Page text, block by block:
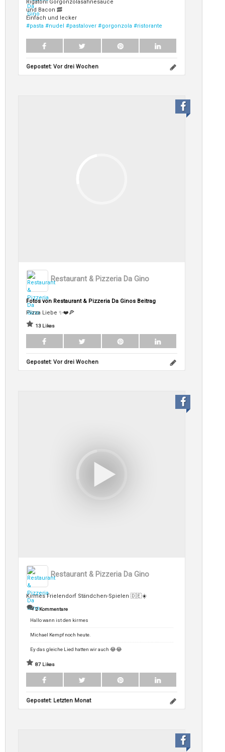
Rigatoni Gorgonzolasahnesauce
und Bacon 🥓
Einfach und lecker
#pasta #nudel #pastalover #gorgonzola #ristorante
Gepostet: Vor drei Wochen
Restaurant & Pizzeria Da Gino
Fotos von Restaurant & Pizzeria Da Ginos Beitrag
Pizza Liebe ✨❤️🍕
13 Likes
Gepostet: Vor drei Wochen
Restaurant & Pizzeria Da Gino
Kirmes Frielendorf Ständchen-Spielen 🇩🇪☀️
2 Kommentare
Hallo wann ist den kirmes
Michael Kempf noch heute.
Ey das gleiche Lied hatten wir auch 😂😂
87 Likes
Gepostet: Letzten Monat